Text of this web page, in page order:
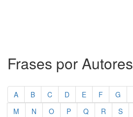
Frases por Autores
A B C D E F G
M
N O P Q R S